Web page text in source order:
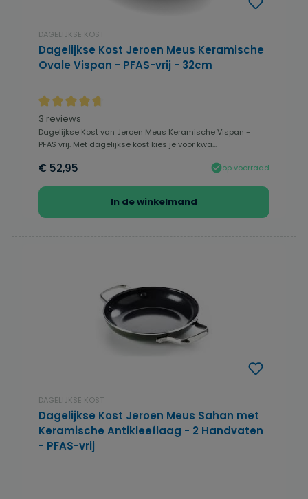
DAGELIJKSE KOST
Dagelijkse Kost Jeroen Meus Keramische
Ovale Vispan - PFAS-vrij - 32cm
Gemiddelde waardering van 4.83 van 5 sterren
3 reviews
Dagelijkse Kost van Jeroen Meus Keramische Vispan -
PFAS vrij. Met dagelijkse kost kies je voor kwa...
€ 52,95 op voorraad
In de winkelmand
DAGELIJKSE KOST
Dagelijkse Kost Jeroen Meus Sahan met
Keramische Antikleeflaag - 2 Handvaten
- PFAS-vrij